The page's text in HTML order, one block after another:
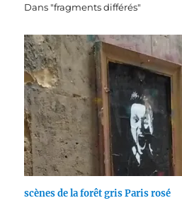
Dans "fragments différés"
scènes de la forêt gris Paris rosé